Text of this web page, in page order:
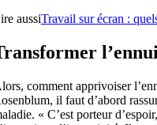
aussiTravail sur écran :
comment apprivoiser
il faut d’abord
« C’est porteur